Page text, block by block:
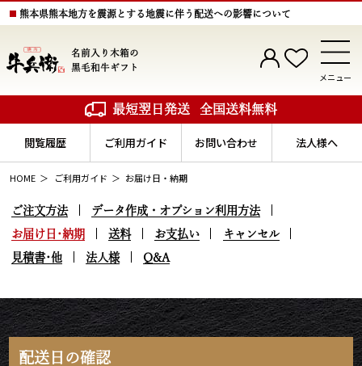
熊本県熊本地方を震源とする地震に伴う配送への影響について
名前入り木箱の
黒毛和牛ギフト
メニュー
最短翌日発送 全国送料無料
閲覧履歴 ご利用ガイド お問い合わせ 法人様へ
HOME ご利用ガイド お届け日・納期
ご注文方法
データ作成・オプション利用方法
お届け日･納期
送料 お支払い
キャンセル
見積書･他
法人様 Q&A
配送日の確認